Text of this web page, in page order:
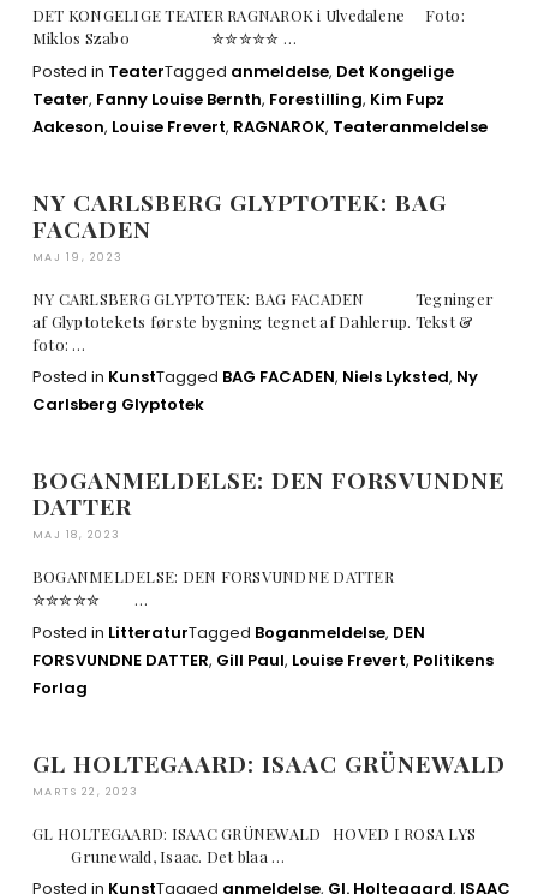
DET KONGELIGE TEATER RAGNAROK i Ulvedalene Foto:
Miklos Szabo ✮✮✮✮✮ …
Posted in TeaterTagged anmeldelse, Det Kongelige
Teater, Fanny Louise Bernth, Forestilling, Kim Fupz
Aakeson, Louise Frevert, RAGNAROK, Teateranmeldelse
NY CARLSBERG GLYPTOTEK: BAG
FACADEN
MAJ 19, 2023
NY CARLSBERG GLYPTOTEK: BAG FACADEN Tegninger
af Glyptotekets første bygning tegnet af Dahlerup. Tekst &
foto: …
Posted in KunstTagged BAG FACADEN, Niels Lyksted, Ny
Carlsberg Glyptotek
BOGANMELDELSE: DEN FORSVUNDNE
DATTER
MAJ 18, 2023
BOGANMELDELSE: DEN FORSVUNDNE DATTER
✮✮✮✮✮ …
Posted in LitteraturTagged Boganmeldelse, DEN
FORSVUNDNE DATTER, Gill Paul, Louise Frevert, Politikens
Forlag
GL HOLTEGAARD: ISAAC GRÜNEWALD
MARTS 22, 2023
GL HOLTEGAARD: ISAAC GRÜNEWALD HOVED I ROSA LYS
Grunewald, Isaac. Det blaa …
Posted in KunstTagged anmeldelse, Gl. Holtegaard, ISAAC